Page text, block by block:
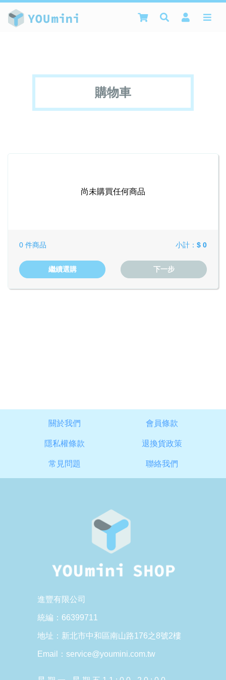
購物車
尚未購買任何商品
0 件商品 小計： $ 0
繼續選購 下一步
關於我們 會員條款
隱私權條款 退換貨政策
常見問題 聯絡我們
進豐有限公司
統編：66399711
地址：新北市中和區南山路176之8號2樓
Email：service@youmini.com.tw